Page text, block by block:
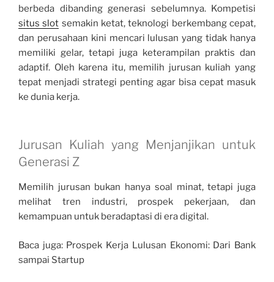
berbeda dibanding generasi sebelumnya. Kompetisi
situs slot semakin ketat, teknologi berkembang cepat,
dan perusahaan kini mencari lulusan yang tidak hanya
memiliki gelar, tetapi juga keterampilan praktis dan
adaptif. Oleh karena itu, memilih jurusan kuliah yang
tepat menjadi strategi penting agar bisa cepat masuk
ke dunia kerja.
Jurusan Kuliah yang Menjanjikan untuk
Generasi Z
Memilih jurusan bukan hanya soal minat, tetapi juga
melihat tren industri, prospek pekerjaan, dan
kemampuan untuk beradaptasi di era digital.
Baca juga: Prospek Kerja Lulusan Ekonomi: Dari Bank
sampai Startup